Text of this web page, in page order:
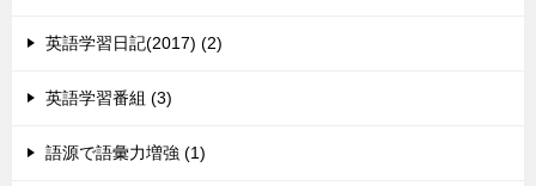
英語学習日記(2017) (2)
英語学習番組 (3)
語源で語彙力増強 (1)